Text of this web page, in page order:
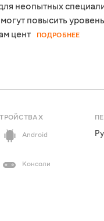
неопытных
повысить
цент
ПОДРОБНЕЕ
Android
Консоли